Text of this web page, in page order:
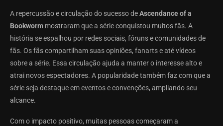
A repercussão e circulação do sucesso deAscendance of a
Bookworm mostraram que a série conquistou muitos fãs. A
história se espalhou por redes sociais, fóruns e comunidades de
fãs. Os fãs compartilham suas opiniões, fanarts e até vídeos
sobre a série. Essa circulação ajuda a manter o interesse alto e
atrai novos espectadores. A popularidade também faz com que a
série seja destaque em eventos e convenções, ampliando seu
alcance.
Com o impacto positivo, muitas pessoas começaram a